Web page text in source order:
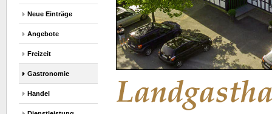
Neue Einträge
Angebote
Freizeit
Gastronomie
Handel